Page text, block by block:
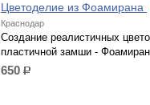
Цветоделие из Фоамирана
Краснодар
Создание реалистичных
пластичной замши -
650 р.